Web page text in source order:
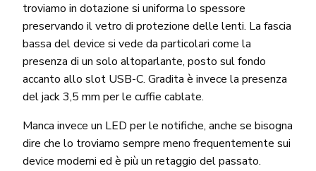
troviamo in dotazione si uniforma lo spessore
preservando il vetro di protezione delle lenti. La fascia
bassa del device si vede da particolari come la
presenza di un solo altoparlante, posto sul fondo
accanto allo slot USB-C. Gradita è invece la presenza
del jack 3,5 mm per le cuffie cablate.
Manca invece un LED per le notifiche, anche se bisogna
dire che lo troviamo sempre meno frequentemente sui
device moderni ed è più un retaggio del passato.